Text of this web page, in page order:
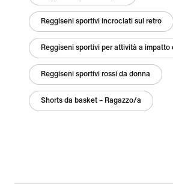
Reggiseni sportivi incrociati sul retro
Reggiseni sportivi per attività a impatto
Reggiseni sportivi rossi da donna
Shorts da basket – Ragazzo/a